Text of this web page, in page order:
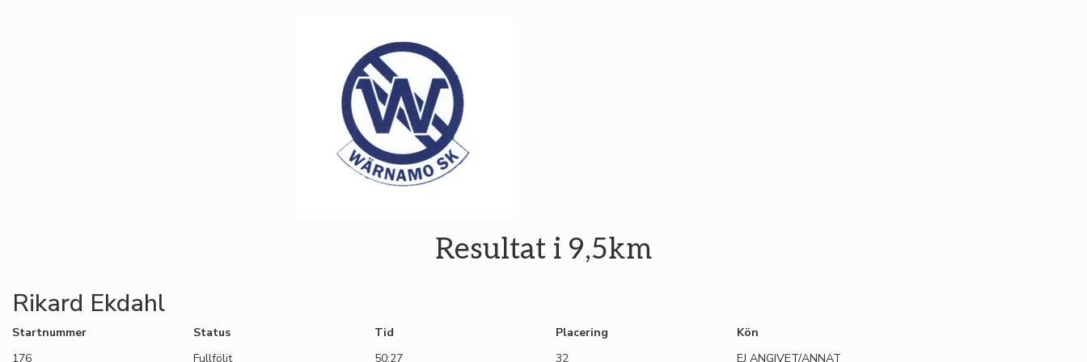
Resultat i 9,5km
Rikard Ekdahl
Startnummer
176
Status
Fullföljt
Tid
50:27
Placering
32
Kön
EJ ANGIVET/ANNAT